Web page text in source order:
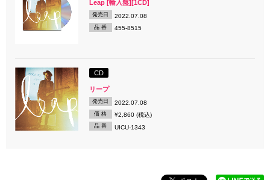
Leap [輸入盤][1CD]
発売日 2022.07.08
品 番 455-8515
CD
リープ
発売日 2022.07.08
価 格 ¥2,860 (税込)
品 番 UICU-1343